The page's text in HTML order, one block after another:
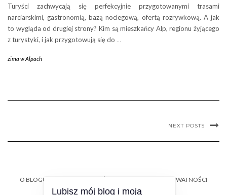
Turyści zachwycają się perfekcyjnie przygotowanymi trasami
narciarskimi, gastronomią, bazą noclegową, ofertą rozrywkową. A jak
to wygląda od drugiej strony? Kim są mieszkańcy Alp, regionu żyjącego
z turystyki, i jak przygotowują się do …
zima w Alpach
NEXT POSTS
O BLOGU POLITYKA PRYWATNOŚCI